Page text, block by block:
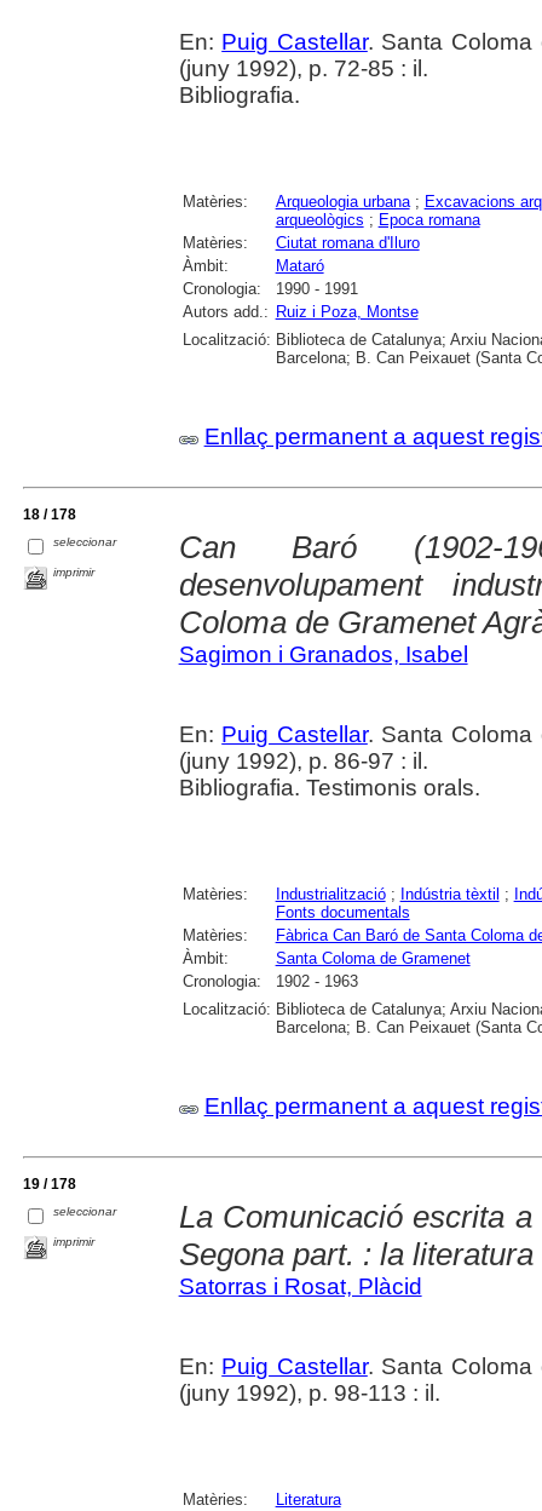
En: Puig Castellar. Santa Coloma
(juny 1992), p. 72-85 : il.
Bibliografia.
Matèries: Arqueologia urbana; Excavacions
arqueològics ; Epoca romana
Matèries:
Ciutat romana d'Iluro
Àmbit:
Mataró
Cronologia:
1990 - 1991
Autors add.: Ruiz i Poza, Montse
Localització: Biblioteca de Catalunya; Arxiu
Barcelona; B. Can Peixauet (Santa
Enllaç permanent a aquest
18 / 178
seleccionar
imprimir
Can Baró (1902-
desenvolupament
Coloma de Gramenet
Sagimon i Granados, Isabel
En: Puig Castellar. Santa Coloma
(juny 1992), p. 86-97 : il.
Bibliografia. Testimonis orals.
Matèries: Industrialització; Indústria tèxtil ;
Fonts documentals
Matèries:
Fàbrica Can Baró de Santa Coloma
Àmbit:
Santa Coloma de Gramenet
Cronologia:
1902 - 1963
Localització: Biblioteca de Catalunya; Arxiu
Barcelona; B. Can Peixauet (Santa
Enllaç permanent a aquest
19 / 178
seleccionar
imprimir
La Comunicació escrita
Segona part. : la
Satorras i Rosat, Plàcid
En: Puig Castellar. Santa Coloma
(juny 1992), p. 98-113 : il.
Matèries:
Literatura